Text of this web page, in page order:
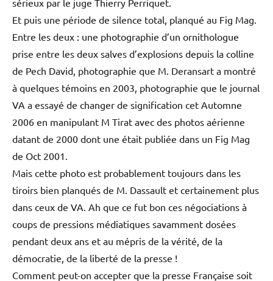
6 décembre 2006 à 17:39
Et M. Dassault dans cette affaire, ne vient-il pas de se
débarasser d’un passif très mystérieux de VA sur les
deux rôles antagonistes qu’a tenus le journaliste Thierry
Deransart ?
Une période jusqu’en 2003 où on fouille sérieusement
avec carte blanche donnée à un journaliste qui a mis en
difficulté maintes personnes au point d’être pris très au
sérieux par le juge Thierry Perriquet.
Et puis une période de silence total, planqué au Fig Mag.
Entre les deux : une photographie d’un ornithologue
prise entre les deux salves d’explosions depuis la colline
de Pech David, photographie que M. Deransart a montré
à quelques témoins en 2003, photographie que le journal
VA a essayé de changer de signification cet Automne